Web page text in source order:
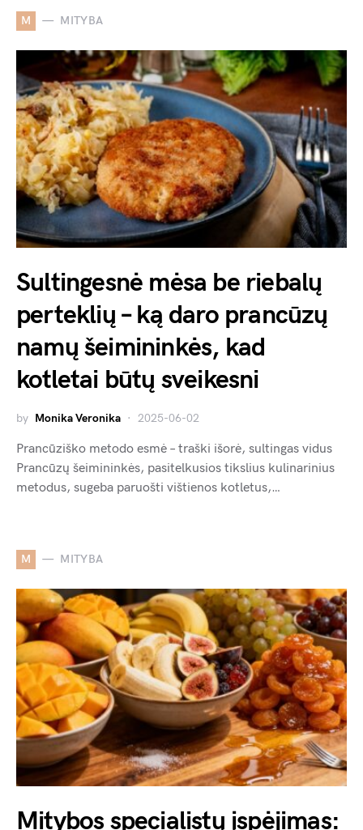
M MITYBA
Sultingesnė mėsa be riebalų
perteklių – ką daro prancūzų
namų šeimininkės, kad
kotletai būtų sveikesni
by Monika Veronika 2025-06-02
Prancūziško metodo esmė – traški išorė, sultingas vidus
Prancūzų šeimininkės, pasitelkusios tikslius kulinarinius
metodus, sugeba paruošti vištienos kotletus,…
M MITYBA
Mitybos specialistų įspėjimas: